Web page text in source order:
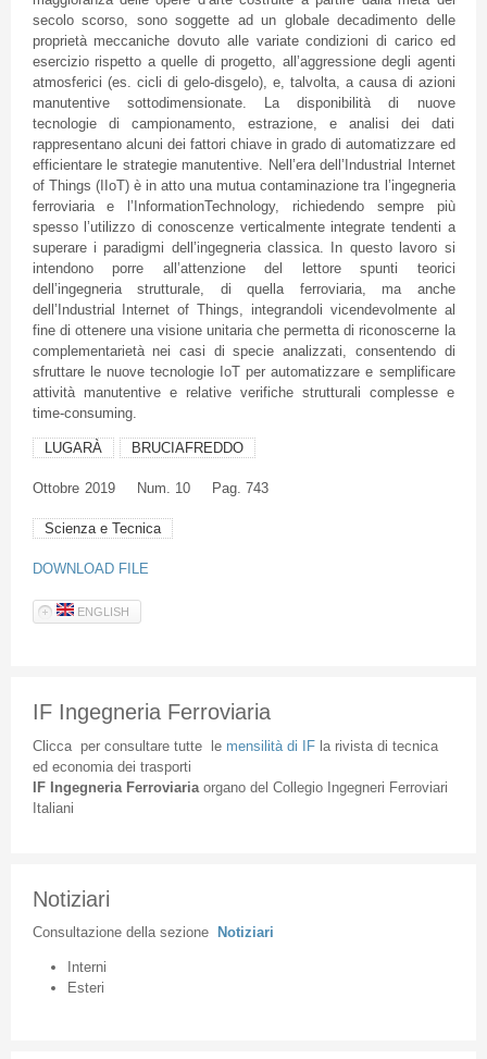
secolo scorso, sono soggette ad un globale decadimento delle
proprietà meccaniche dovuto alle variate condizioni di carico ed
esercizio rispetto a quelle di progetto, all’aggressione degli agenti
atmosferici (es. cicli di gelo-disgelo), e, talvolta, a causa di azioni
manutentive sottodimensionate. La disponibilità di nuove
tecnologie di campionamento, estrazione, e analisi dei dati
rappresentano alcuni dei fattori chiave in grado di automatizzare ed
efficientare le strategie manutentive. Nell’era dell’Industrial Internet
of Things (IIoT) è in atto una mutua contaminazione tra l’ingegneria
ferroviaria e l’InformationTechnology, richiedendo sempre più
spesso l’utilizzo di conoscenze verticalmente integrate tendenti a
superare i paradigmi dell’ingegneria classica. In questo lavoro si
intendono porre all’attenzione del lettore spunti teorici
dell’ingegneria strutturale, di quella ferroviaria, ma anche
dell’Industrial Internet of Things, integrandoli vicendevolmente al
fine di ottenere una visione unitaria che permetta di riconoscerne la
complementarietà nei casi di specie analizzati, consentendo di
sfruttare le nuove tecnologie IoT per automatizzare e semplificare
attività manutentive e relative verifiche strutturali complesse e
time-consuming.
LUGARÀ BRUCIAFREDDO
Ottobre 2019 Num. 10 Pag. 743
Scienza e Tecnica
DOWNLOAD FILE
ENGLISH
IF Ingegneria Ferroviaria
Cliccaper consultare tuttele mensilità di IFla rivista di tecnica
ed economia dei trasporti
IF Ingegneria Ferroviaria organodel Collegio Ingegneri Ferroviari
Italiani
Notiziari
Consultazione della sezione Notiziari
Interni
Esteri